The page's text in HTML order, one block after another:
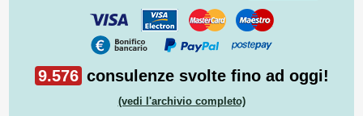
9.576 consulenze svolte fino ad oggi!
(vedi l'archivio completo)